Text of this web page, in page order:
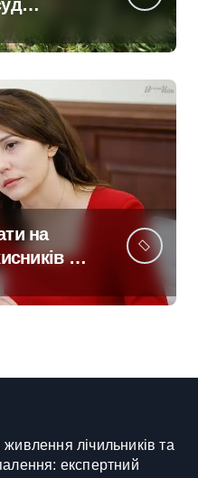
в центрі
на
у
до 40
лічильників та
експертний